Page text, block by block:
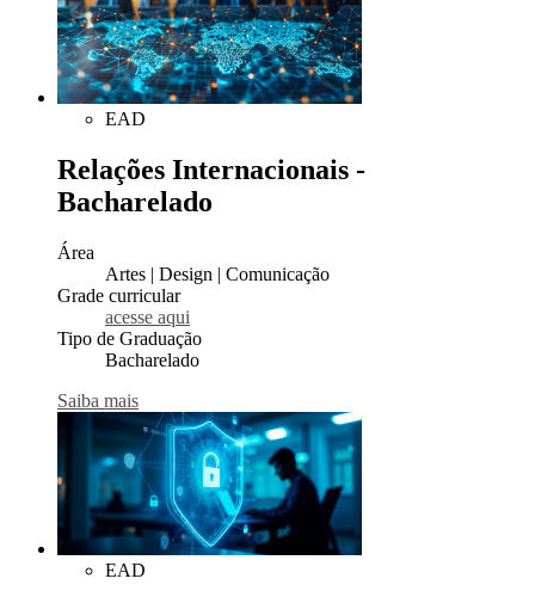
EAD
Relações Internacionais -
Bacharelado
Área
Artes | Design | Comunicação
Grade curricular
acesse aqui
Tipo de Graduação
Bacharelado
Saiba mais
EAD